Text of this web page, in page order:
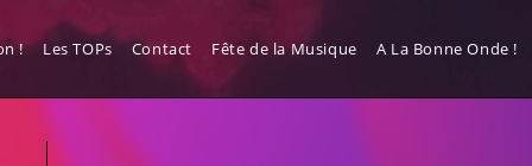
! Les TOPs Contact Fête de la Musique A La Bonne Onde !